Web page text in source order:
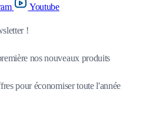
Youtube
!
nos nouveaux produits
pour économiser toute l'année